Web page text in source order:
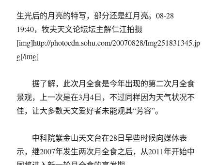
生光后的月亮的特写，部分还是红月亮。08-28
19:40，牧夫天文论坛坛主解仁江拍摄
[img]http://photocdn.sohu.com/20070828/Img251831345.jp
g[/img]
据了解，此次月全食是今年出现的第二次月全食
景观，上一次是在3月4日，不过同样因为天气状况不
佳，让大多数天文爱好者未能观其“芳容”。
中科院紫金山天文台在28日早些时候向媒体表
示，继2007年发生两次月全食之后，从2011年开始中